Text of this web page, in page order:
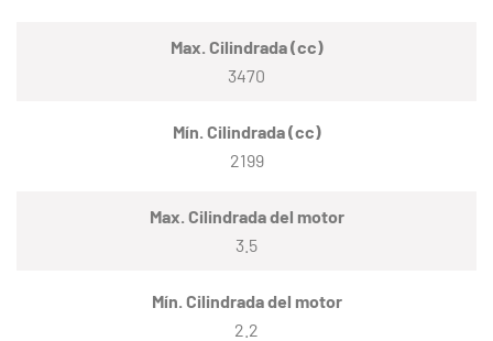
Max. Cilindrada (cc)
3470
Mín. Cilindrada (cc)
2199
Max. Cilindrada del motor
3.5
Mín. Cilindrada del motor
2.2